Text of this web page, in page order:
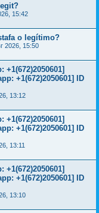
15:42
o legítimo?
2026, 15:50
+1(672)2050601] ID
13:12
+1(672)2050601] ID
13:11
+1(672)2050601] ID
13:10